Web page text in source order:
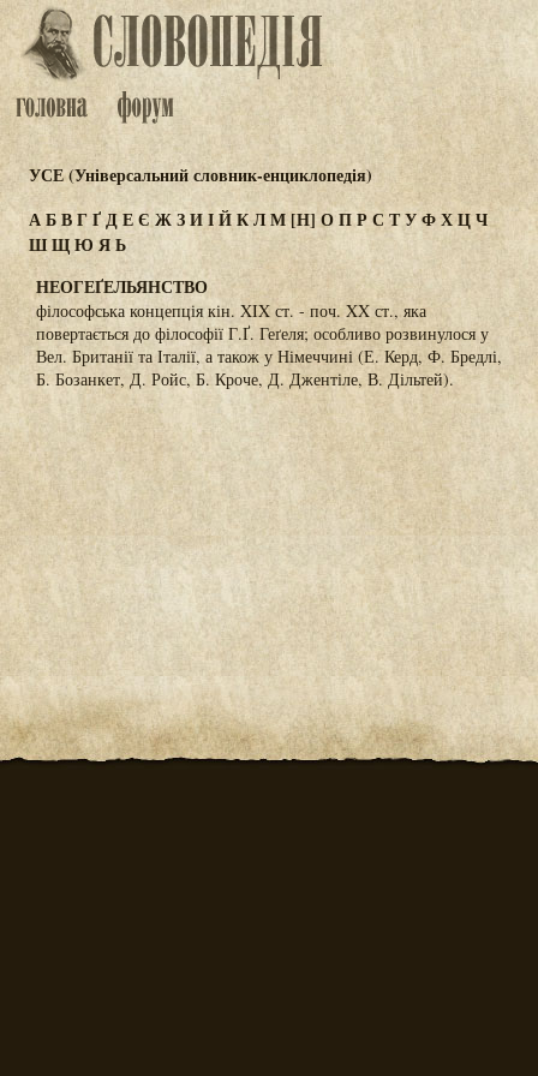
УСЕ (Універсальний словник-енциклопедія)
АБВГҐДЕЄ ЖЗИІЙКЛМ [Н] ОПР СТУФХЦЧ
ШЩЮЯЬ
НЕОГЕҐЕЛЬЯНСТВО
філософська концепція кін. XIX ст. - поч. XX ст., яка
повертається до філософії Г.Ґ. Геґеля; особливо розвинулося у
Вел. Британії та Італії, а також у Німеччині (Е. Керд, Ф. Бредлі,
Б. Бозанкет, Д. Ройс, Б. Кроче, Д. Джентіле, В. Дільтей).